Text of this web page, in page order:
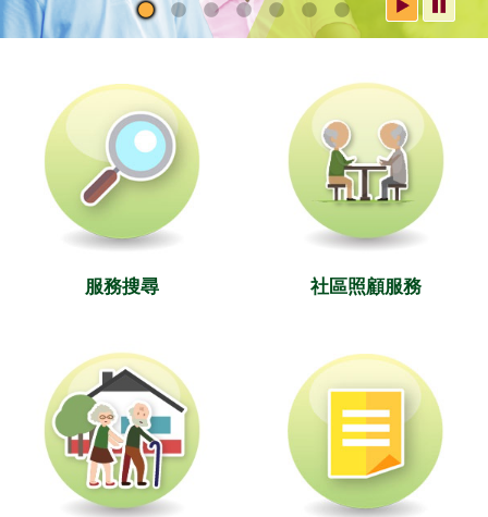
社署長者資訊網
服務搜尋 社區照顧服務